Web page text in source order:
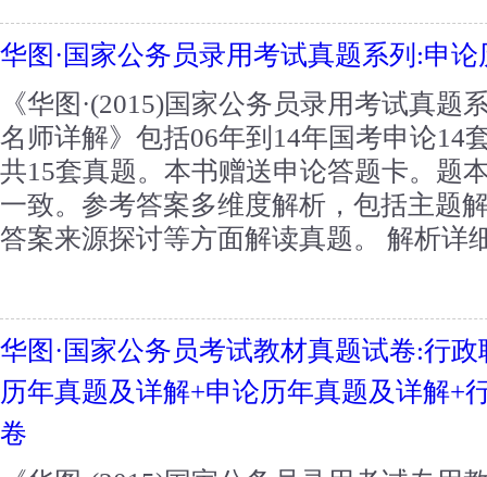
华图·国家公务员录用考试真题系列:申
《华图·(2015)国家公务员录用考试真题
名师详解》包括06年到14年国考申论14
共15套真题。本书赠送申论答题卡。题
一致。参考答案多维度解析，包括主题
答案来源探讨等方面解读真题。 解析详
华图·国家公务员考试教材真题试卷:行
历年真题及详解+申论历年真题及详解+
卷